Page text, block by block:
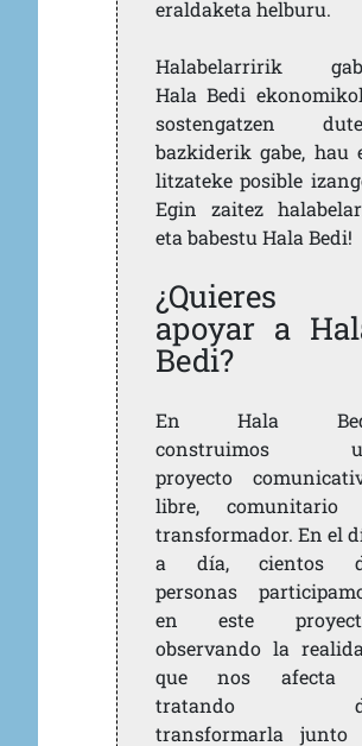
eraldaketa helburu.
Halabelarririk
Hala Bedi
sostengatzen
bazkiderik gabe, hau
litzateke posible
Egin zaitez
eta babestu Hala Bedi!
¿Quieres
apoyar a
Bedi?
En Hala
construimos
proyecto
libre, comunitario
transformador. En el
a día, cientos
personas
en este
observando la
que nos afecta
tratando
transformarla junto